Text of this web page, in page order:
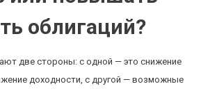
облигаций?
две стороны: с одной — это снижение
доходности, с другой — возможные